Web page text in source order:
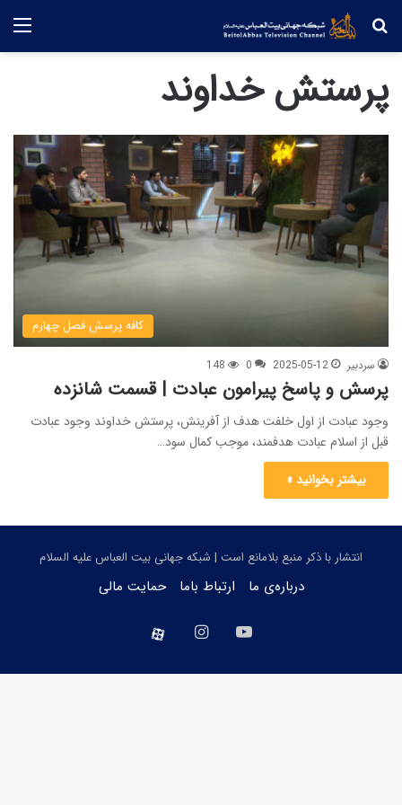
جستجو
پرستش خداوند
کافه پرسش فصل چهارم
سردبیر 2025-05-12
0
148
پرسش و پاسخ پیرامون عبادت | قسمت شانزده
وجود عبادت از اول خلفت هدف از آفرینش، پرستش خداوند وجود عبادت
قبل از اسلام عبادت هدفمند، موجب کمال سود…
بیشتر بخوانید »
انتشار با ذکر منبع بلامانع است | شبکه جهانی بیت العباس علیه السلام
درباره‌ی ما ارتباط باما حمایت مالی
یوتیوب اینستاگرام